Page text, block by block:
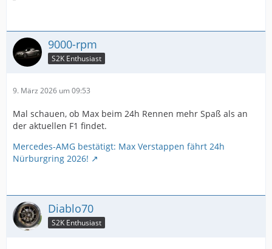
9000-rpm
S2K Enthusiast
9. März 2026 um 09:53
Mal schauen, ob Max beim 24h Rennen mehr Spaß als an
der aktuellen F1 findet.
Mercedes-AMG bestätigt: Max Verstappen fährt 24h
Nürburgring 2026!
Diablo70
S2K Enthusiast